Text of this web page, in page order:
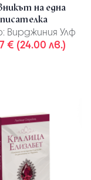
на една
писателка
Вирджиния Улф
€ (24.00 лв.)